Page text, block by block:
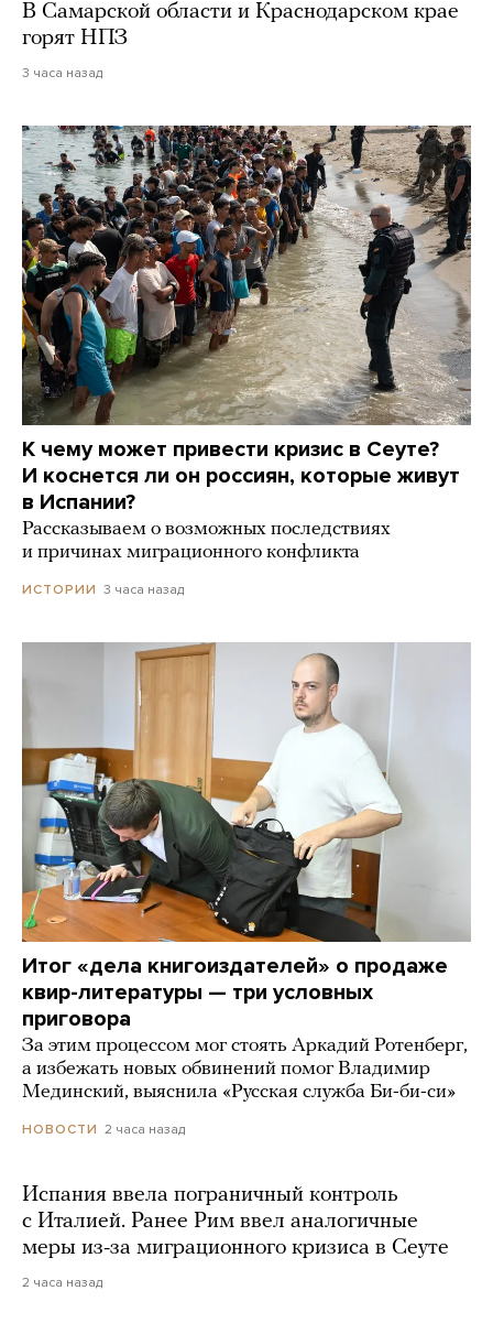
В Самарской области и Краснодарском крае
горят НПЗ
3 часа назад
К чему может привести кризис в Сеуте?
И коснется ли он россиян, которые живут
в Испании?
Рассказываем о возможных последствиях
и причинах миграционного конфликта
ИСТОРИИ 3 часа назад
Итог «дела книгоиздателей» о продаже
квир-литературы — три условных
приговора
За этим процессом мог стоять Аркадий Ротенберг,
а избежать новых обвинений помог Владимир
Мединский, выяснила «Русская служба Би-би-си»
НОВОСТИ 2 часа назад
Испания ввела пограничный контроль
с Италией. Ранее Рим ввел аналогичные
меры из-за миграционного кризиса в Сеуте
2 часа назад